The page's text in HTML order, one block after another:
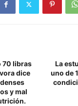
70 libras
dice
y mal
La
uno de